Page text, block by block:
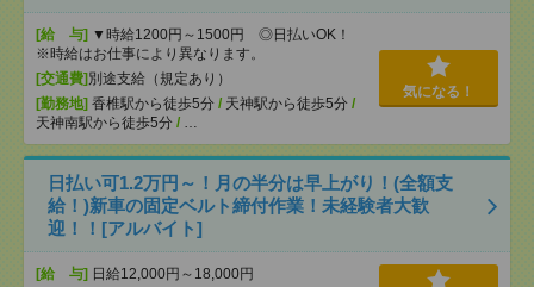
[給 与] ▼時給1200円～1500円 ◎日払いOK！
※時給はお仕事により異なります。
[交通費] 別途支給（規定あり）
[勤務地] 香椎駅から徒歩5分 / 天神駅から徒歩5分 /
天神南駅から徒歩5分 / …
気になる！
日払い可1.2万円～！月の半分は早上がり！(全額支
給！)新車の固定ベルト締付作業！未経験者大歓
迎！！[アルバイト]
[給 与] 日給12,000円～18,000円